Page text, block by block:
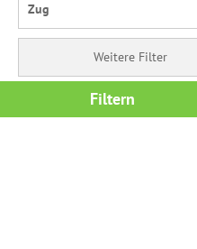
Weitere Filter
Zug
Filtern